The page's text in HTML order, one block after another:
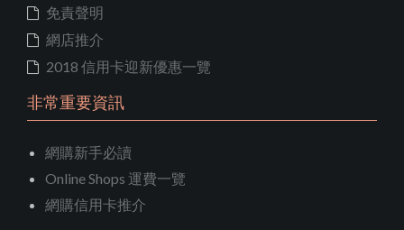
免責聲明
網店推介
2018 信用卡迎新優惠一覽
非常重要資訊
網購新手必讀
Online Shops 運費一覽
網購信用卡推介